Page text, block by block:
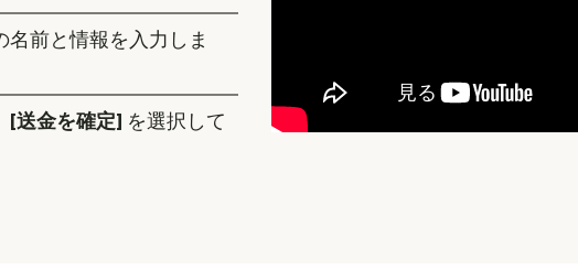
名前と情報を入力しま
[送金を確定] を選択して